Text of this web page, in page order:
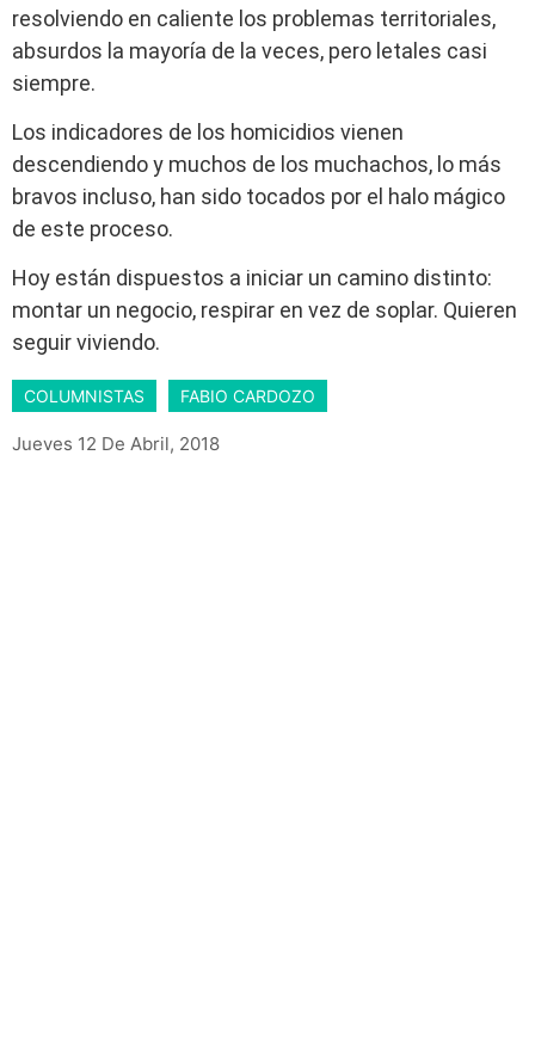
resolviendo en caliente los problemas territoriales,
absurdos la mayoría de la veces, pero letales casi
siempre.
Los indicadores de los homicidios vienen
descendiendo y muchos de los muchachos, lo más
bravos incluso, han sido tocados por el halo mágico
de este proceso.
Hoy están dispuestos a iniciar un camino distinto:
montar un negocio, respirar en vez de soplar. Quieren
seguir viviendo.
COLUMNISTAS FABIO CARDOZO
Jueves 12 De Abril, 2018